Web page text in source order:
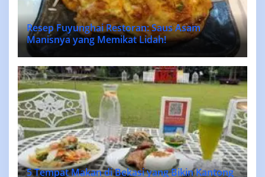
Resep Fuyunghai Restoran: Saus Asam
Manisnya yang Memikat Lidah!
5 Tempat Makan di Bekasi yang Bikin Kantong